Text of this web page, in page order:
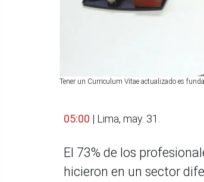
Tener un Curriculum Vitae actualizado es
05:00 | Lima, may. 31.
El 73% de los
hicieron en un sector